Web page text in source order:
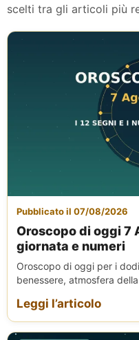
scelti tra gli articoli più
Pubblicato il 07/08/2026
Oroscopo di oggi 7
giornata e numeri
Oroscopo di oggi per i
benessere, atmosfera
Leggi l’articolo